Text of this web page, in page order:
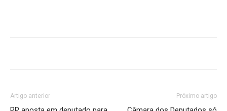
Artigo anterior Próximo artigo